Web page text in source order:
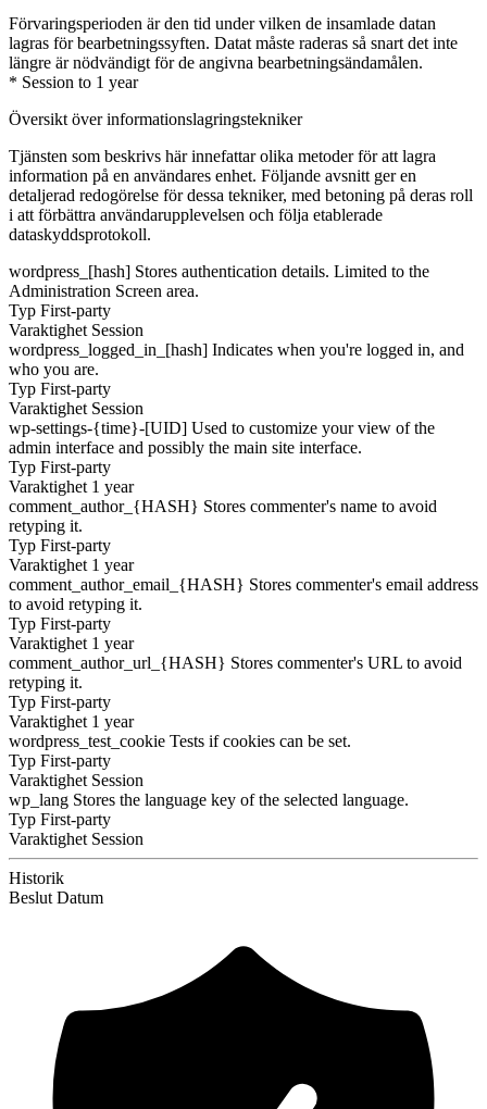
Förvaringsperioden är den tid under vilken de insamlade datan
lagras för bearbetningssyften. Datat måste raderas så snart det inte
längre är nödvändigt för de angivna bearbetningsändamålen.
* Session to 1 year
Översikt över informationslagringstekniker
Tjänsten som beskrivs här innefattar olika metoder för att lagra
information på en användares enhet. Följande avsnitt ger en
detaljerad redogörelse för dessa tekniker, med betoning på deras roll
i att förbättra användarupplevelsen och följa etablerade
dataskyddsprotokoll.
wordpress_[hash] Stores authentication details. Limited to the
Administration Screen area.
Typ First-party
Varaktighet Session
wordpress_logged_in_[hash] Indicates when you're logged in, and
who you are.
Typ First-party
Varaktighet Session
wp-settings-{time}-[UID] Used to customize your view of the
admin interface and possibly the main site interface.
Typ First-party
Varaktighet 1 year
comment_author_{HASH} Stores commenter's name to avoid
retyping it.
Typ First-party
Varaktighet 1 year
comment_author_email_{HASH} Stores commenter's email address
to avoid retyping it.
Typ First-party
Varaktighet 1 year
comment_author_url_{HASH} Stores commenter's URL to avoid
retyping it.
Typ First-party
Varaktighet 1 year
wordpress_test_cookie Tests if cookies can be set.
Typ First-party
Varaktighet Session
wp_lang Stores the language key of the selected language.
Typ First-party
Varaktighet Session
Historik
Beslut Datum